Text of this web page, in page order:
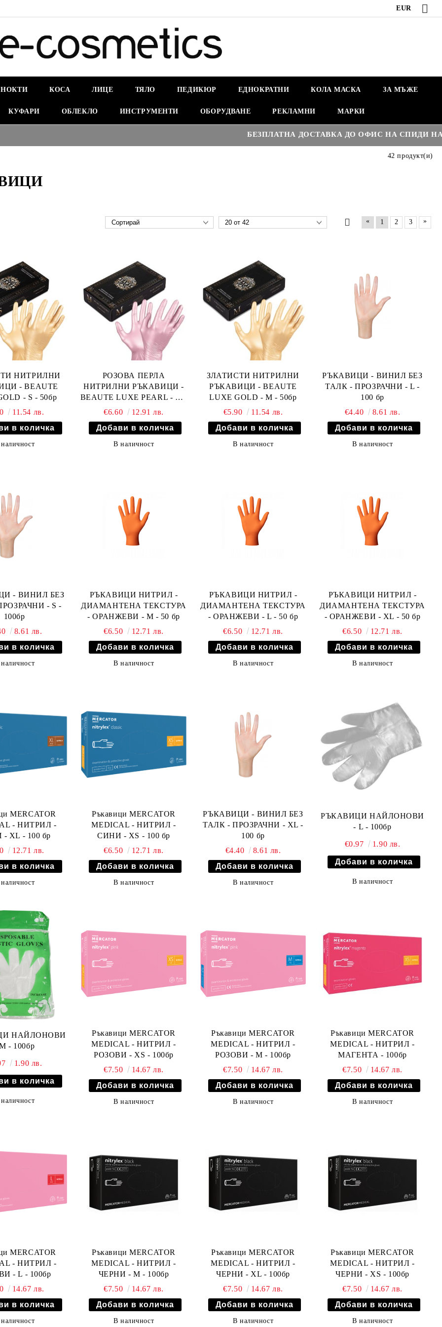
EUR
НОКТИ КОСА ЛИЦЕ ТЯЛО ПЕДИКЮР ЕДНОКРАТНИ КОЛА МАСКА ЗА МЪЖЕ
КУФАРИ ОБЛЕКЛО ИНСТРУМЕНТИ ОБОРУДВАНЕ РЕКЛАМНИ МАРКИ
БЕЗПЛАТНА ДОСТАВКА ДО ОФИС НА СПИДИ НАД :
42 продукт(и)
« 1 2 3 »
НИТРИЛНИ
- BEAUTE
- S - 50бр
11.54 лв.
РОЗОВА ПЕРЛА
НИТРИЛНИ РЪКАВИЦИ -
BEAUTE LUXE PEARL - M -
50бр
€6.60 12.91 лв.
В наличност
ЗЛАТИСТИ НИТРИЛНИ
РЪКАВИЦИ - BEAUTE
LUXE GOLD - M - 50бр
€5.90
11.54 лв.
В наличност
РЪКАВИЦИ - ВИНИЛ БЕЗ
ТАЛК - ПРОЗРАЧНИ - L -
100 бр
€4.40
8.61 лв.
В наличност
- ВИНИЛ БЕЗ
- S -
100бр
8.61 лв.
РЪКАВИЦИ НИТРИЛ -
ДИАМАНТЕНА ТЕКСТУРА
- ОРАНЖЕВИ - M - 50 бр
€6.50
12.71 лв.
В наличност
РЪКАВИЦИ НИТРИЛ -
ДИАМАНТЕНА ТЕКСТУРА
- ОРАНЖЕВИ - L - 50 бр
€6.50
12.71 лв.
В наличност
РЪКАВИЦИ НИТРИЛ -
ДИАМАНТЕНА ТЕКСТУРА
- ОРАНЖЕВИ - XL - 50 бр
€6.50
12.71 лв.
В наличност
MERCATOR
- НИТРИЛ -
СИНИ - XL - 100 бр
12.71 лв.
Ръкавици MERCATOR
MEDICAL - НИТРИЛ -
СИНИ - XS - 100 бр
€6.50
12.71 лв.
В наличност
РЪКАВИЦИ - ВИНИЛ БЕЗ
ТАЛК - ПРОЗРАЧНИ - XL -
100 бр
€4.40
8.61 лв.
В наличност
РЪКАВИЦИ НАЙЛОНОВИ
- L - 100бр
€0.97 1.90 лв.
В наличност
НАЙЛОНОВИ
- 100бр
1.90 лв.
Ръкавици MERCATOR
MEDICAL - НИТРИЛ -
РОЗОВИ - XS - 100бр
€7.50
14.67 лв.
В наличност
Ръкавици MERCATOR
MEDICAL - НИТРИЛ -
РОЗОВИ - M - 100бр
€7.50
14.67 лв.
В наличност
Ръкавици MERCATOR
MEDICAL - НИТРИЛ -
МАГЕНТА - 100бр
€7.50
14.67 лв.
В наличност
MERCATOR
- НИТРИЛ -
- L - 100бр
14.67 лв.
Ръкавици MERCATOR
MEDICAL - НИТРИЛ -
ЧЕРНИ - M - 100бр
€7.50
14.67 лв.
В наличност
Ръкавици MERCATOR
MEDICAL - НИТРИЛ -
ЧЕРНИ - XL - 100бр
€7.50
14.67 лв.
В наличност
Ръкавици MERCATOR
MEDICAL - НИТРИЛ -
ЧЕРНИ - XS - 100бр
€7.50
14.67 лв.
В наличност